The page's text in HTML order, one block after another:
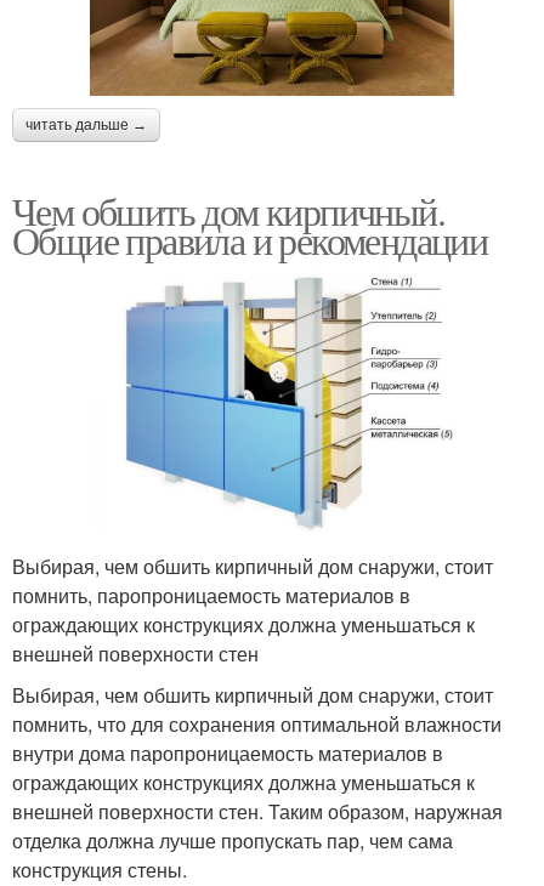
читать дальше →
Чем обшить дом кирпичный.
Общие правила и рекомендации
Выбирая, чем обшить кирпичный дом снаружи, стоит
помнить, паропроницаемость материалов в
ограждающих конструкциях должна уменьшаться к
внешней поверхности стен
Выбирая, чем обшить кирпичный дом снаружи, стоит
помнить, что для сохранения оптимальной влажности
внутри дома паропроницаемость материалов в
ограждающих конструкциях должна уменьшаться к
внешней поверхности стен. Таким образом, наружная
отделка должна лучше пропускать пар, чем сама
конструкция стены.